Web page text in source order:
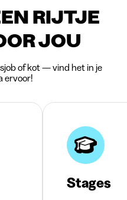
RIJTJE
JOU
of kot — vind het in je
ervoor!
Stages